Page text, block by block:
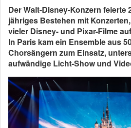
Der Walt-Disney-Konzern feierte
jähriges Bestehen mit
vieler Disney- und Pixar-Filme
In Paris kam ein Ensemble aus
Chorsängern zum Einsatz,
aufwändige Licht-Show und